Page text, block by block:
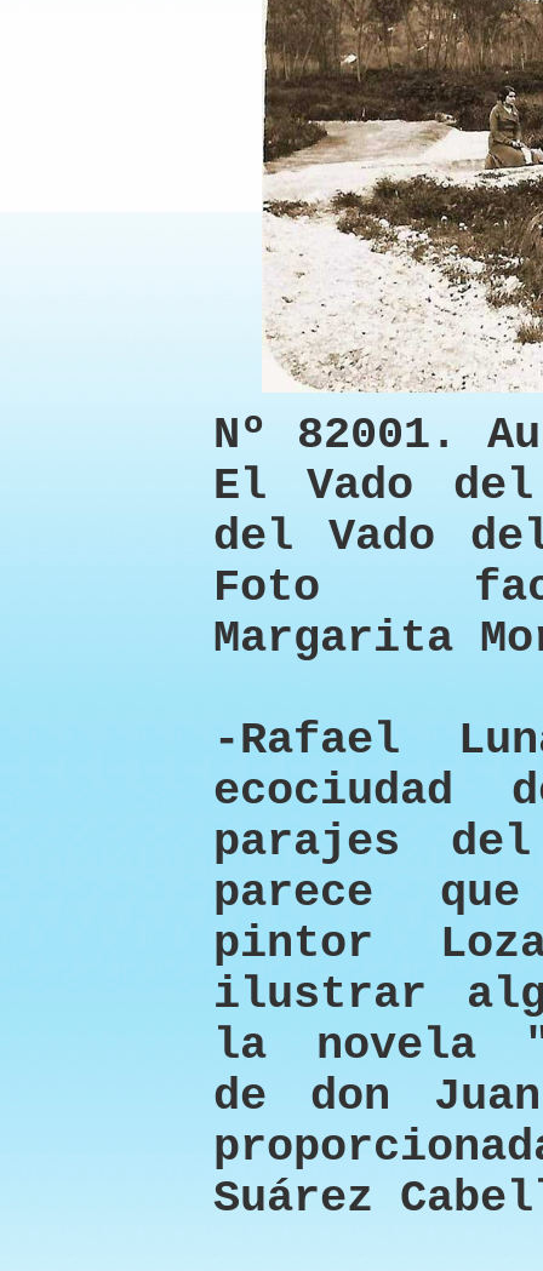
Nº 82001.
El Vado
del Vado
Foto
Margarita
-Rafael
ecociudad
parajes
parece
pintor
ilustrar
la novela
de don
Suárez